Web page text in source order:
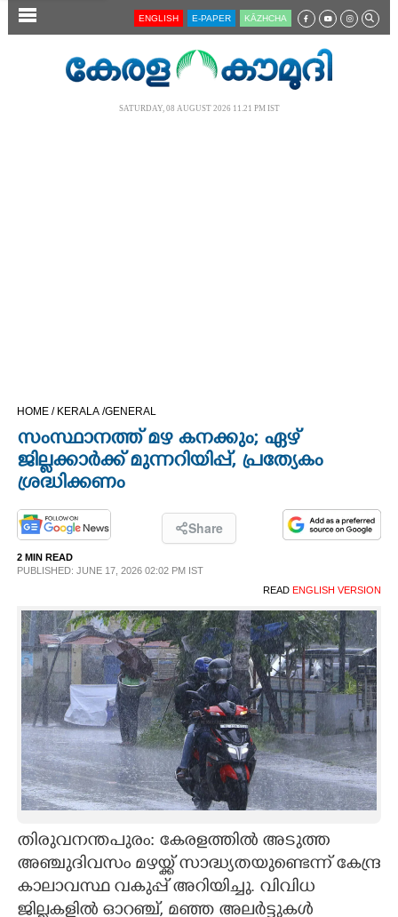
SECTIONS
CINEMA
OPINION
PHOTOS
LIFESTYLE
SPIRITUAL
INFO+
ART
ASTRO
ENGLISH E-PAPER KĀZHCHA
SATURDAY, 08 AUGUST 2026 11.21 PM IST
HOME / KERALA /GENERAL
സംസ്ഥാനത്ത് മഴ കനക്കും; ഏഴ്
ജില്ലക്കാർക്ക് മുന്നറിയിപ്പ്, പ്രത്യേകം
ശ്രദ്ധിക്കണം
Share
2 MIN READ
PUBLISHED: JUNE 17, 2026 02:02 PM IST
READ ENGLISH VERSION
തിരുവനന്തപുരം: കേരളത്തിൽ അടുത്ത
അഞ്ചുദിവസം മഴയ്ക്ക് സാദ്ധ്യതയുണ്ടെന്ന് കേന്ദ്ര
കാലാവസ്ഥ വകുപ്പ് അറിയിച്ചു. വിവിധ
ജില്ലകളിൽ ഓറഞ്ച്, മഞ്ഞ അലർട്ടുകൾ